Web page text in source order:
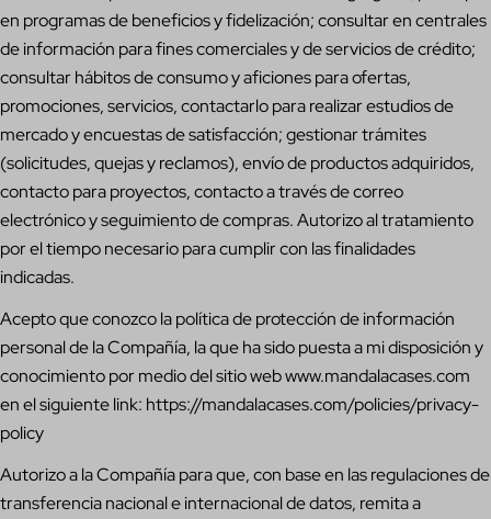
en programas de beneficios y fidelización; consultar en centrales
de información para fines comerciales y de servicios de crédito;
consultar hábitos de consumo y aficiones para ofertas,
promociones, servicios, contactarlo para realizar estudios de
mercado y encuestas de satisfacción; gestionar trámites
(solicitudes, quejas y reclamos), envío de productos adquiridos,
contacto para proyectos, contacto a través de correo
electrónico y seguimiento de compras. Autorizo al tratamiento
por el tiempo necesario para cumplir con las finalidades
indicadas.
Acepto que conozco la política de protección de información
personal de la Compañía, la que ha sido puesta a mi disposición y
conocimiento por medio del sitio web www.mandalacases.com
en el siguiente link: https://mandalacases.com/policies/privacy-
policy
Autorizo a la Compañía para que, con base en las regulaciones de
transferencia nacional e internacional de datos, remita a